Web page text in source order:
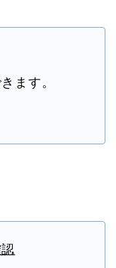
ます。